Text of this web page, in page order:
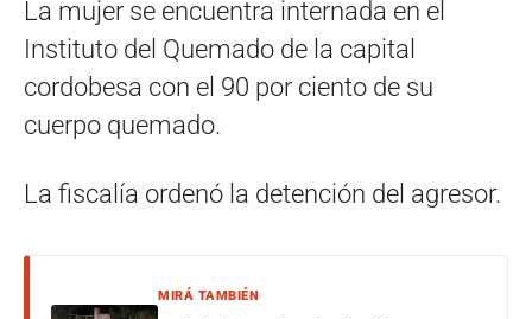
La mujer se encuentra internada en el
Instituto del Quemado de la capital
cordobesa con el 90 por ciento de su
cuerpo quemado.
La fiscalía ordenó la detención del agresor.
MIRÁ TAMBIÉN